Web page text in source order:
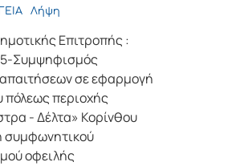
Λήψη
Επιτροπής :
Συμψηφισμός
σε εφαρμογή
πόλεως περιοχής
- Δέλτα» Κορίνθου
συμφωνητικού
οφειλής